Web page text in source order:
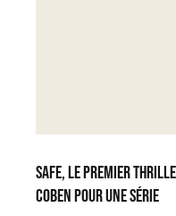
Safe, le premier
Coben pour une série